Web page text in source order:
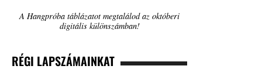
A Hangpróba táblázatot megtalálod az októberi
digitális különszámban!
RÉGI LAPSZÁMAINKAT